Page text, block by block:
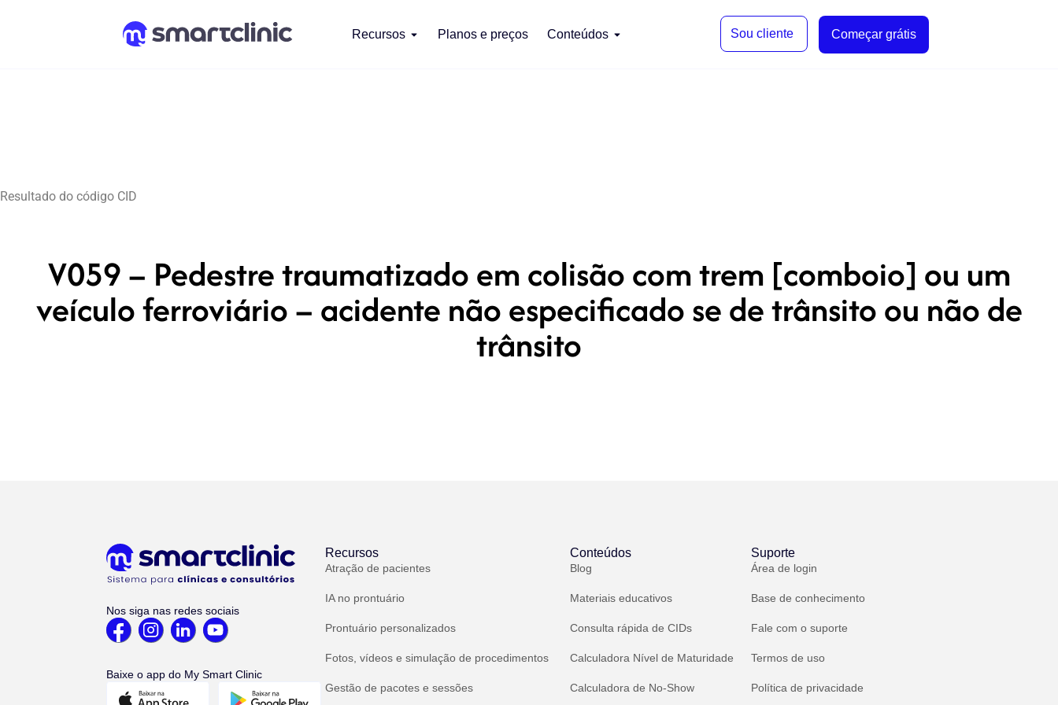
Recursos Planos e preços Conteúdos Sou cliente Começar grátis
Resultado do código CID
V059 – Pedestre traumatizado em colisão com trem [comboio] ou um
veículo ferroviário – acidente não especificado se de trânsito ou não de
trânsito
Nos siga nas redes sociais
Baixe o app do My Smart Clinic
Recursos
Atração de pacientes
IA no prontuário
Prontuário personalizados
Fotos, vídeos e simulação de procedimentos
Gestão de pacotes e sessões
Conteúdos
Blog
Materiais educativos
Consulta rápida de CIDs
Calculadora Nível de Maturidade
Calculadora de No-Show
Suporte
Área de login
Base de conhecimento
Fale com o suporte
Termos de uso
Política de privacidade